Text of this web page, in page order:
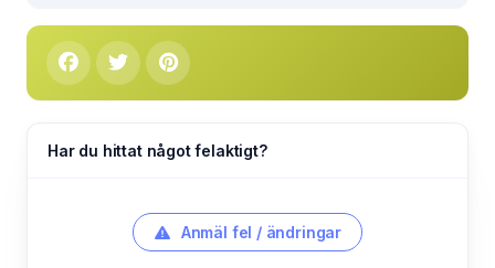
Har du hittat något felaktigt?
Anmäl fel / ändringar